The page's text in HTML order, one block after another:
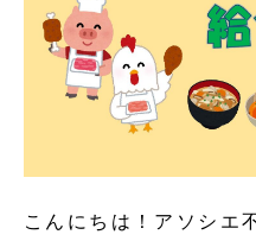
こんにちは！アソシエ